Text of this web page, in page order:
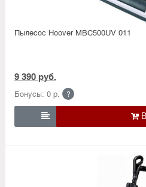
Пылесос Hoover MBC500UV 011
9 390 руб.
Бонусы: 0 р. ?
